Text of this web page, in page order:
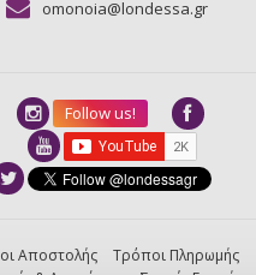
omonoia@londessa.gr
Follow us!
Αποστολής
Τρόποι Πληρωμής